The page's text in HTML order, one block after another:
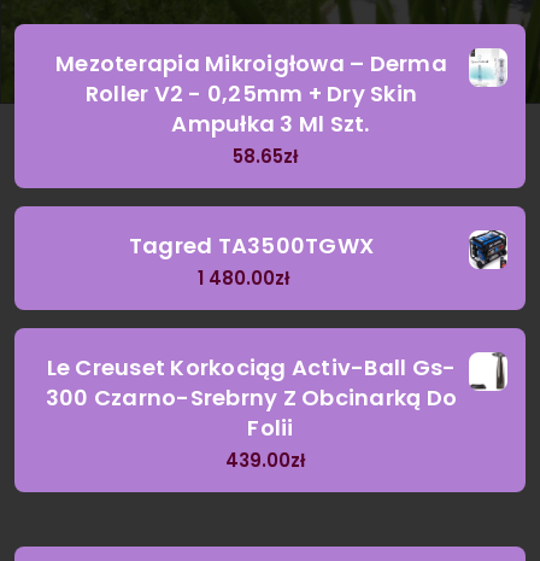
Mezoterapia Mikroigłowa – Derma
Roller V2 - 0,25mm + Dry Skin
Ampułka 3 Ml Szt.
58.65zł
Tagred TA3500TGWX
1 480.00zł
Le Creuset Korkociąg Activ-Ball Gs-
300 Czarno-Srebrny Z Obcinarką Do
Folii
439.00zł